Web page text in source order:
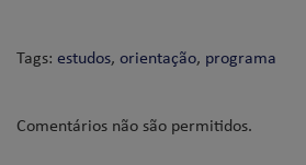
Tags: estudos, orientação, programa
Comentários não são permitidos.